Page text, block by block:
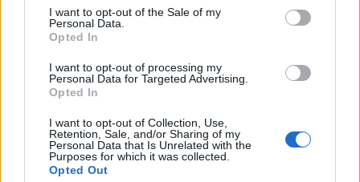
I want to opt-out of the Sale of my
Personal Data.
Opted In
I want to opt-out of processing my
Personal Data for Targeted Advertising.
Opted In
I want to opt-out of Collection, Use,
Retention, Sale, and/or Sharing of my
Personal Data that Is Unrelated with the
Purposes for which it was collected.
Opted Out
ΠΟΛΙΤΙΚΉ ΥΓΕΊΑΣ 23/07/2026 - 16:16
Γεωργιάδης: «Μεγάλο στοίχημα η συνολική
απορρόφηση των πόρων του Ταμείου Ανάκαμψης»